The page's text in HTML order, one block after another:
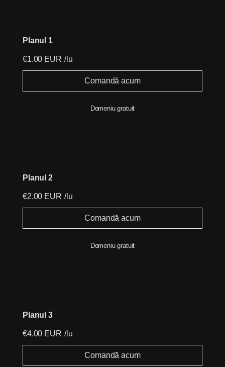
Planul 1
€1.00 EUR /lu
Comandă acum
Domeniu gratuit
Planul 2
€2.00 EUR /lu
Comandă acum
Domeniu gratuit
Planul 3
€4.00 EUR /lu
Comandă acum